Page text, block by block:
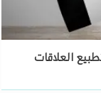
العلاقات